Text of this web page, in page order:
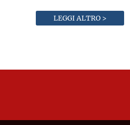
LEGGI ALTRO >